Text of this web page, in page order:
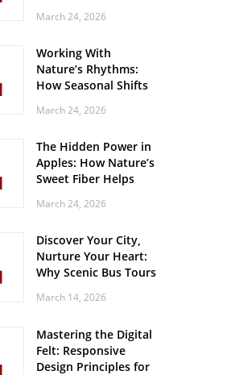
Body Might Be
March 24, 2026
Working With
Nature’s Rhythms:
How Seasonal Shifts
and Vitality
March 24, 2026
The Hidden Power in
Apples: How Nature’s
Sweet Fiber Helps
Steady and Smooth
March 24, 2026
Discover Your City,
Nurture Your Heart:
Why Scenic Bus Tours
Practice
March 14, 2026
Mastering the Digital
Felt: Responsive
Design Principles for